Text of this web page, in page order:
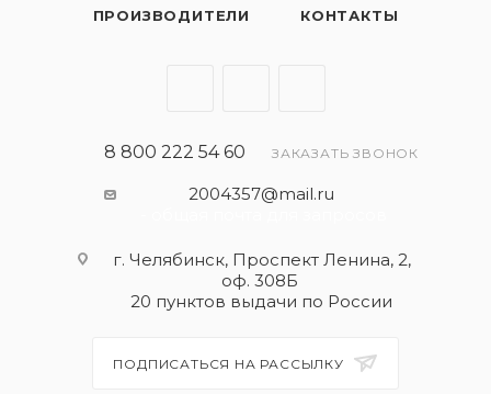
ПРОИЗВОДИТЕЛИ КОНТАКТЫ
8 800 222 54 60 ЗАКАЗАТЬ ЗВОНОК
2004357@mail.ru
г. Челябинск, Проспект Ленина, 2,
оф. 308Б
20 пунктов выдачи по России
ПОДПИСАТЬСЯ НА РАССЫЛКУ